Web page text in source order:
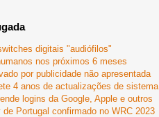
digitais "audiófilos"
nos próximos 6 meses
por publicidade não apresentada
4 anos de actualizações de sistema
logins da Google, Apple e outros
de Portugal confirmado no WRC 2023